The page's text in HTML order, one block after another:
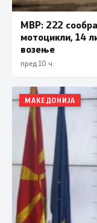
МВР: 222
мотоцикли, 14
возење
пред 10 ч.
МАКЕДОНИЈА